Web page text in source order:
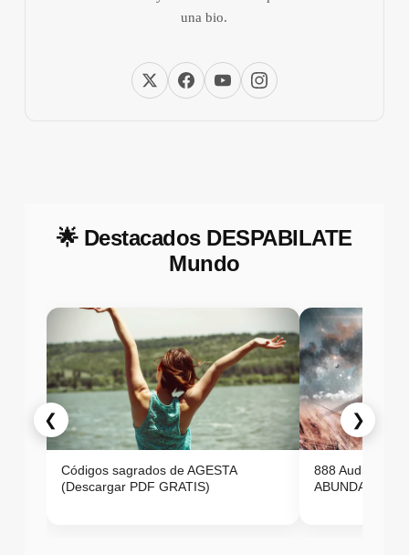
una bio.
🌟 Destacados DESPABILATE
Mundo
❮
Códigos sagrados de AGESTA
(Descargar PDF GRATIS)
888 Audio
ABUNDANCIA
❯